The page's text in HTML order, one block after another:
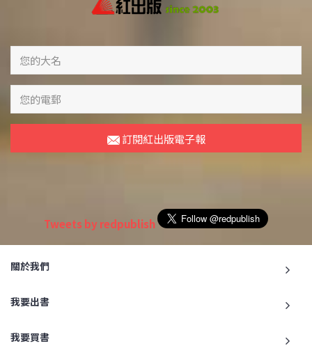
訂閱紅出版電子報
Tweets by redpublish
關於我們
我要出書
我要買書